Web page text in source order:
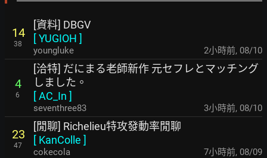
14
38
[資料] DBGV
[YUGIOH ]
youngluke 2小時前, 08/10
4
6
[洽特] だにまる老師新作 元セフレとマッチング
しました。
[AC_In ]
seventhree83 3小時前, 08/10
23
47
[閒聊] Richelieu特攻發動率閒聊
[ KanColle ]
cokecola 7小時前, 08/09